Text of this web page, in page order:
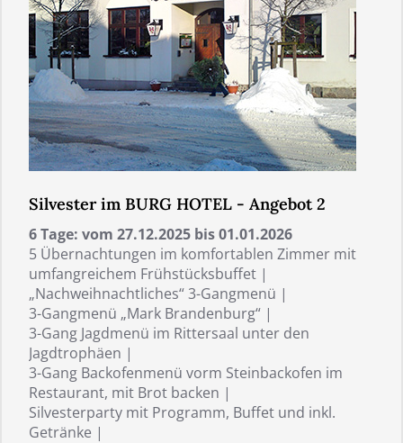
Silvester im BURG HOTEL - Angebot 2
6 Tage: vom 27.12.2025 bis 01.01.2026
5 Übernachtungen im komfortablen Zimmer mit
umfangreichem Frühstücksbuffet |
„Nachweihnachtliches“ 3-Gangmenü |
3-Gangmenü „Mark Brandenburg“ |
3-Gang Jagdmenü im Rittersaal unter den
Jagdtrophäen |
3-Gang Backofenmenü vorm Steinbackofen im
Restaurant, mit Brot backen |
Silvesterparty mit Programm, Buffet und inkl.
Getränke |